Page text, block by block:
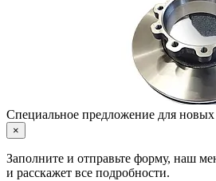
Специальное предложение для новых
×
Заполните и отправьте форму, наш
и расскажет все подробности.